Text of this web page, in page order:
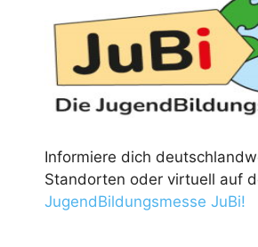
Informiere dich
Standorten oder virtuell auf
JugendBildungsmesse JuBi!